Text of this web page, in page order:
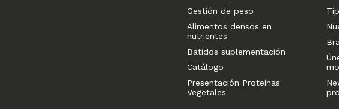
Gestión de peso
Alimentos densos en
nutrientes
Batidos suplementación
Catálogo
Presentación Proteínas
Vegetales